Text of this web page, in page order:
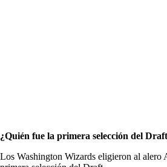
¿Quién fue la primera selección del
Los Washington Wizards eligieron al alero